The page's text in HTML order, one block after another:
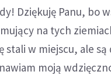
Dziękuję Panu, bo
na tych
stali w miejscu, ale
moją